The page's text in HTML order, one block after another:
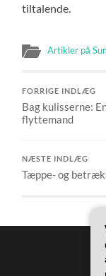
tiltalende.
Artikler på
FORRIGE INDLÆG
Bag kulisserne:
flyttemand
NÆSTE INDLÆG
Tæppe- og